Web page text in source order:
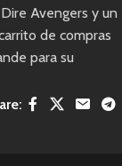
Avengers y un
de compras
para su